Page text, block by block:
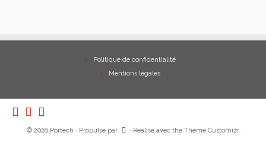
Politique de confidentialité
Mentions légales
· © 2026 Portech · Propulsé par · Réalisé avec the Thème Customizr ·